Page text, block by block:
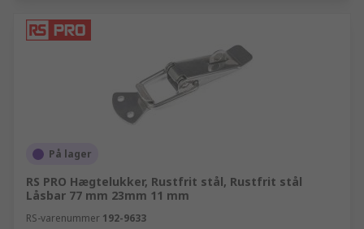
På lager
RS PRO Hægtelukker, Rustfrit stål, Rustfrit stål
Låsbar 77 mm 23mm 11 mm
RS-varenummer 192-9633